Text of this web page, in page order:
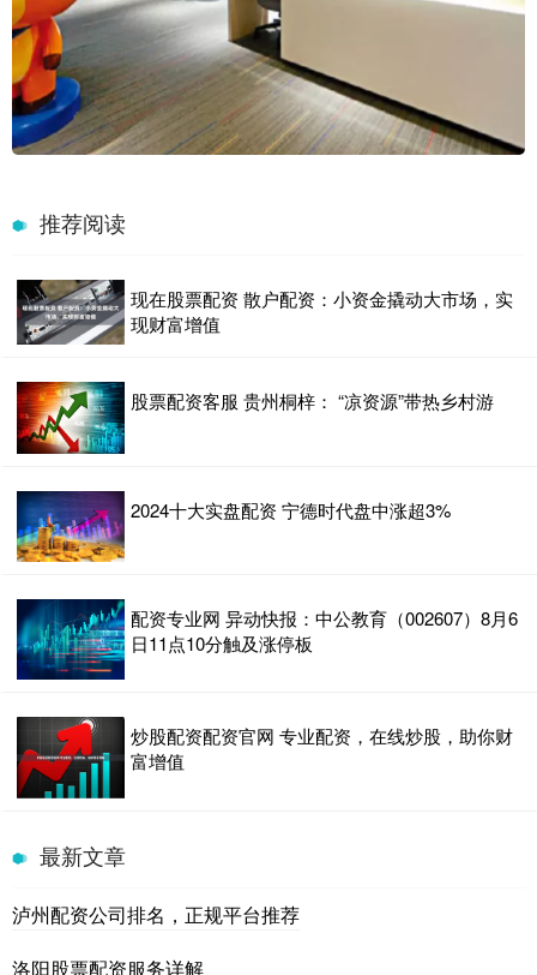
推荐阅读
现在股票配资 散户配资：小资金撬动大市场，实
现财富增值
股票配资客服 贵州桐梓： “凉资源”带热乡村游
2024十大实盘配资 宁德时代盘中涨超3%
配资专业网 异动快报：中公教育（002607）8月6
日11点10分触及涨停板
炒股配资配资官网 专业配资，在线炒股，助你财
富增值
最新文章
泸州配资公司排名，正规平台推荐
洛阳股票配资服务详解